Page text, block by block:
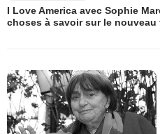
I Love America avec Sophie
choses à savoir sur le nouveau